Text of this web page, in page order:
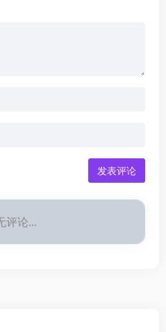
发表评论
评论...